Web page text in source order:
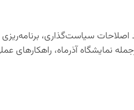
اصلاحات سیاست‌گذاری،
نمایشگاه آذرماه، راهکارهای